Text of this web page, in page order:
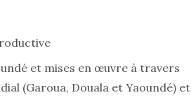
et mises en œuvre à travers
(Garoua, Douala et Yaoundé) et